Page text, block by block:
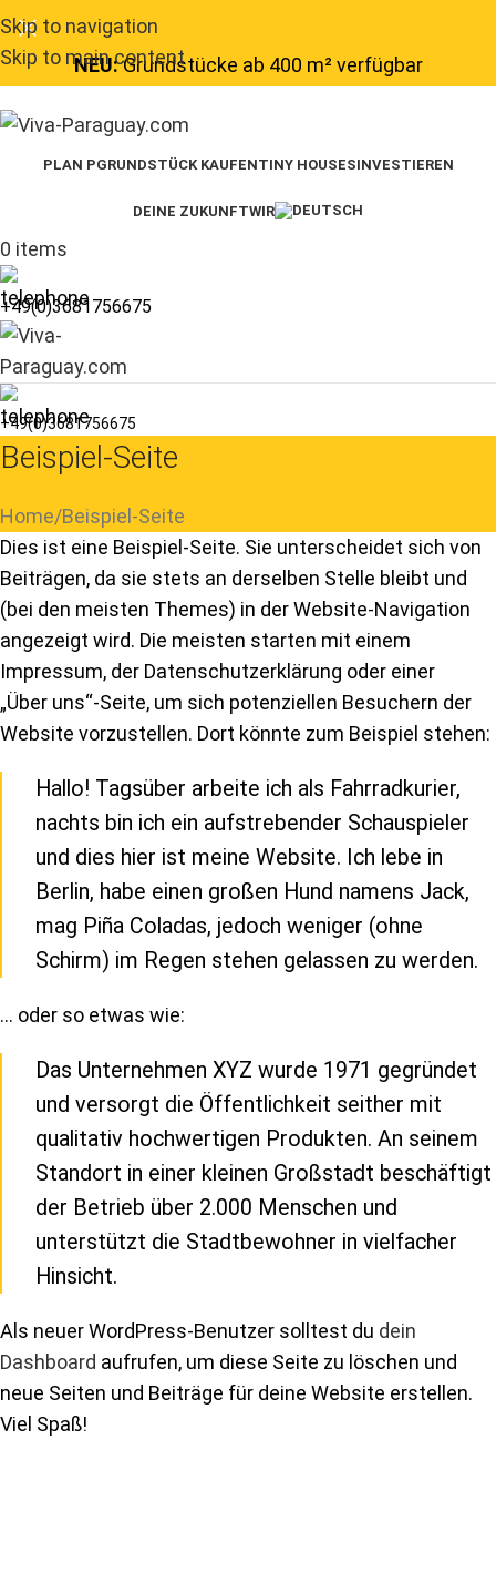
Skip to navigation
Skip to main content
NEU:Grundstücke ab 400 m² verfügbar
PLAN PGRUNDSTÜCK KAUFENTINY HOUSESINVESTIEREN
DEINE ZUKUNFTWIR
0 items
+49(0)3681756675
+49(0)3681756675
Beispiel-Seite
Home Beispiel-Seite
Dies ist eine Beispiel-Seite. Sie unterscheidet sich von
Beiträgen, da sie stets an derselben Stelle bleibt und
(bei den meisten Themes) in der Website-Navigation
angezeigt wird. Die meisten starten mit einem
Impressum, der Datenschutzerklärung oder einer
„Über uns“-Seite, um sich potenziellen Besuchern der
Website vorzustellen. Dort könnte zum Beispiel stehen:
Hallo! Tagsüber arbeite ich als Fahrradkurier,
nachts bin ich ein aufstrebender Schauspieler
und dies hier ist meine Website. Ich lebe in
Berlin, habe einen großen Hund namens Jack,
mag Piña Coladas, jedoch weniger (ohne
Schirm) im Regen stehen gelassen zu werden.
… oder so etwas wie:
Das Unternehmen XYZ wurde 1971 gegründet
und versorgt die Öffentlichkeit seither mit
qualitativ hochwertigen Produkten. An seinem
Standort in einer kleinen Großstadt beschäftigt
der Betrieb über 2.000 Menschen und
unterstützt die Stadtbewohner in vielfacher
Hinsicht.
Als neuer WordPress-Benutzer solltest du dein
Dashboard aufrufen, um diese Seite zu löschen und
neue Seiten und Beiträge für deine Website erstellen.
Viel Spaß!